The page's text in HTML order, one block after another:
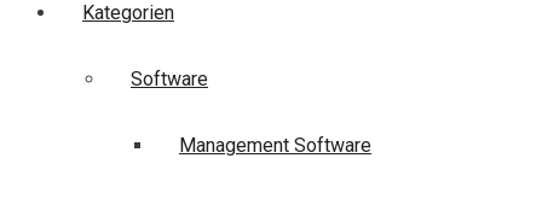
Kategorien
Software
Management Software